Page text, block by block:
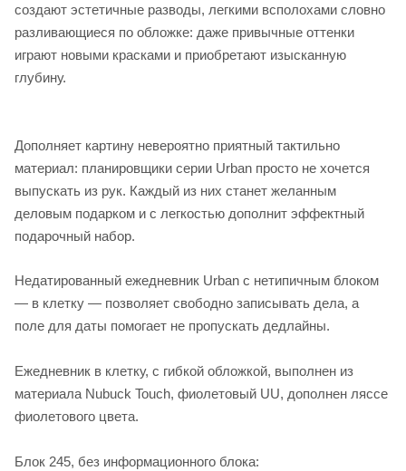
создают эстетичные разводы, легкими всполохами словно
разливающиеся по обложке: даже привычные оттенки
играют новыми красками и приобретают изысканную
глубину.
Дополняет картину невероятно приятный тактильно
материал: планировщики серии Urban просто не хочется
выпускать из рук. Каждый из них станет желанным
деловым подарком и с легкостью дополнит эффектный
подарочный набор.
Недатированный ежедневник Urban с нетипичным блоком
— в клетку — позволяет свободно записывать дела, а
поле для даты помогает не пропускать дедлайны.
Ежедневник в клетку, с гибкой обложкой, выполнен из
материала Nubuck Touch, фиолетовый UU, дополнен ляссе
фиолетового цвета.
Блок 245, без информационного блока: